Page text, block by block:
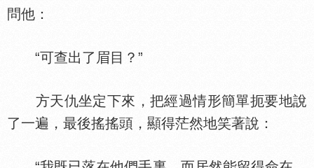
問他：
“可查出了眉目？”
方天仇坐定下來，把經過情形簡單扼要地說
了一遍，最後搖搖頭，顯得茫然地笑著說：